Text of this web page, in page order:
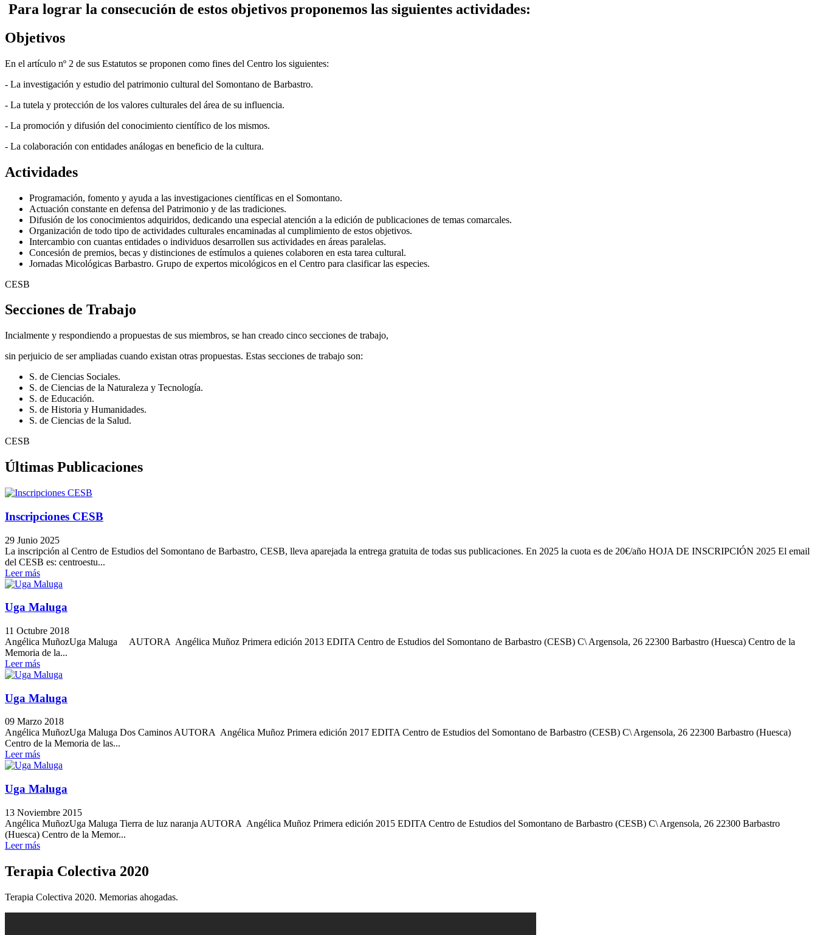
Para lograr la consecución de estos objetivos proponemos las siguientes actividades:
Objetivos
En el artículo nº 2 de sus Estatutos se proponen como fines del Centro los siguientes:
- La investigación y estudio del patrimonio cultural del Somontano de Barbastro.
- La tutela y protección de los valores culturales del área de su influencia.
- La promoción y difusión del conocimiento científico de los mismos.
- La colaboración con entidades análogas en beneficio de la cultura.
Actividades
Programación, fomento y ayuda a las investigaciones científicas en el Somontano.
Actuación constante en defensa del Patrimonio y de las tradiciones.
Difusión de los conocimientos adquiridos, dedicando una especial atención a la edición de publicaciones de temas comarcales.
Organización de todo tipo de actividades culturales encaminadas al cumplimiento de estos objetivos.
Intercambio con cuantas entidades o individuos desarrollen sus actividades en áreas paralelas.
Concesión de premios, becas y distinciones de estímulos a quienes colaboren en esta tarea cultural.
Jornadas Micológicas Barbastro. Grupo de expertos micológicos en el Centro para clasificar las especies.
CESB
Secciones de Trabajo
Incialmente y respondiendo a propuestas de sus miembros, se han creado cinco secciones de trabajo,
sin perjuicio de ser ampliadas cuando existan otras propuestas. Estas secciones de trabajo son:
S. de Ciencias Sociales.
S. de Ciencias de la Naturaleza y Tecnología.
S. de Educación.
S. de Historia y Humanidades.
S. de Ciencias de la Salud.
CESB
Últimas Publicaciones
Inscripciones CESB
29 Junio 2025
La inscripción al Centro de Estudios del Somontano de Barbastro, CESB, lleva aparejada la entrega gratuita de todas sus publicaciones. En 2025 la cuota es de 20€/año HOJA DE INSCRIPCIÓN 2025 El email
del CESB es: centroestu...
Leer más
Uga Maluga
11 Octubre 2018
Angélica MuñozUga Maluga AUTORA Angélica Muñoz Primera edición 2013 EDITA Centro de Estudios del Somontano de Barbastro (CESB) C\ Argensola, 26 22300 Barbastro (Huesca) Centro de la
Memoria de la...
Leer más
Uga Maluga
09 Marzo 2018
Angélica MuñozUga Maluga Dos Caminos AUTORA Angélica Muñoz Primera edición 2017 EDITA Centro de Estudios del Somontano de Barbastro (CESB) C\ Argensola, 26 22300 Barbastro (Huesca)
Centro de la Memoria de las...
Leer más
Uga Maluga
13 Noviembre 2015
Angélica MuñozUga Maluga Tierra de luz naranja AUTORA Angélica Muñoz Primera edición 2015 EDITA Centro de Estudios del Somontano de Barbastro (CESB) C\ Argensola, 26 22300 Barbastro
(Huesca) Centro de la Memor...
Leer más
Terapia Colectiva 2020
Terapia Colectiva 2020. Memorias ahogadas.